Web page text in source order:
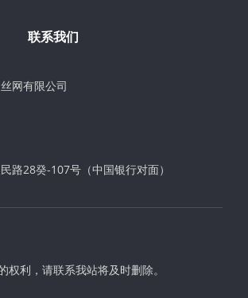
联系我们
网有限公司
路28癸-107号（中国银行对面）
利，请联系我站将及时删除。